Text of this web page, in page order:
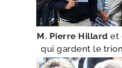
M. Pierre Hillard et
qui gardent le